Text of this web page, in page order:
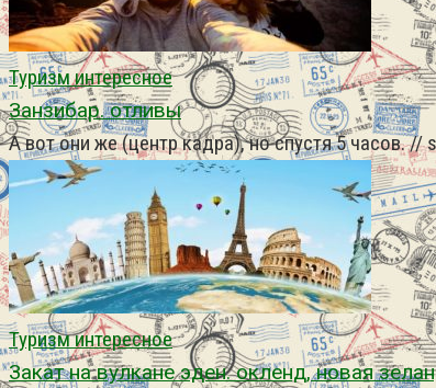
Туризм интересное
Занзибар. отливы
А вот они же (центр кадра), но спустя 5 часов.
Туризм интересное
Закат на вулкане эден. окленд, новая